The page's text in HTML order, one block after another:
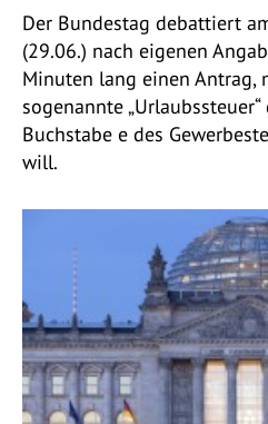
Der Bundestag debattiert
(29.06.) nach eigenen
Minuten lang einen Antrag,
sogenannte
Buchstabe e des
will.